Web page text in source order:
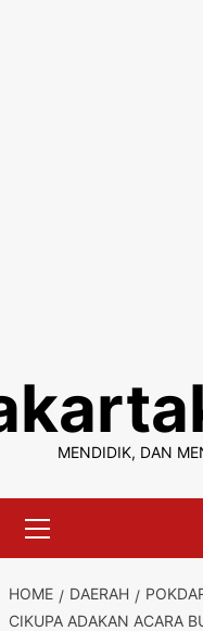
content
MENDIDIK, DAN
Menu
HOME DAERAH
CIKUPA ADAKAN ACARA